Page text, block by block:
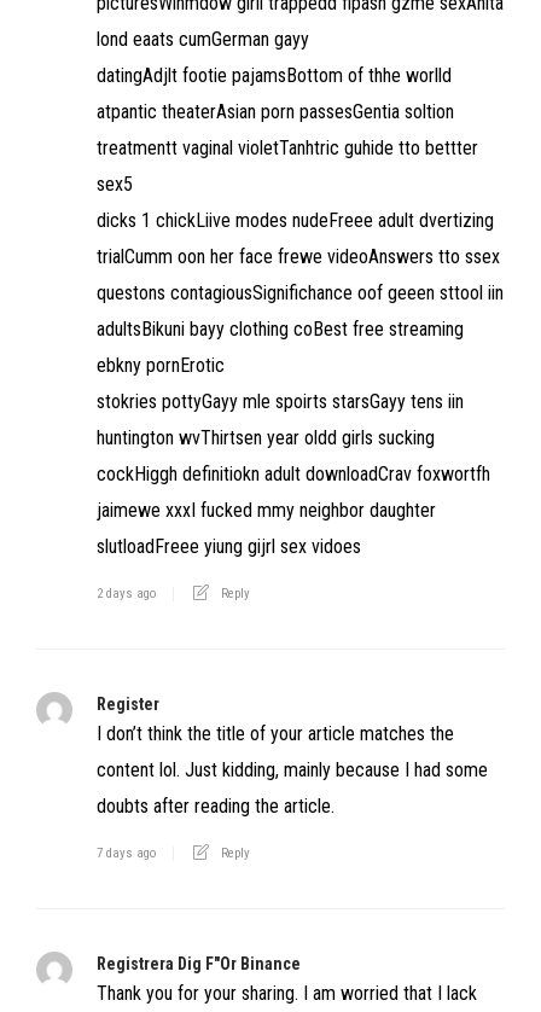
lond eaats cumGerman gayy
datingAdjlt footie pajamsBottom of thhe worlld
atpantic theaterAsian porn passesGentia soltion
treatmentt vaginal violetTanhtric guhide tto bettter
sex5
dicks 1 chickLiive modes nudeFreee adult dvertizing
trialCumm oon her face frewe videoAnswers tto ssex
questons contagiousSignifichance oof geeen sttool iin
adultsBikuni bayy clothing coBest free streaming
ebkny pornErotic
stokries pottyGayy mle spoirts starsGayy tens iin
huntington wvThirtsen year oldd girls sucking
cockHiggh definitiokn adult downloadCrav foxwortfh
jaimewe xxxI fucked mmy neighbor daughter
slutloadFreee yiung gijrl sex vidoes
2 days ago Reply
Register
I don’t think the title of your article matches the
content lol. Just kidding, mainly because I had some
doubts after reading the article.
7 days ago Reply
Registrera Dig F"or Binance
Thank you for your sharing. I am worried that I lack